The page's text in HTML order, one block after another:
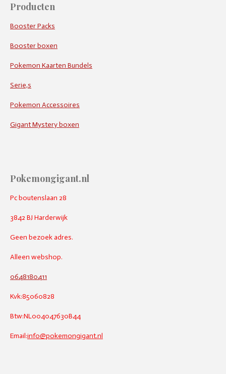
Producten
Booster Packs
Booster boxen
Pokemon Kaarten Bundels
Serie,s
Pokemon Accessoires
Gigant Mystery boxen
Pokemongigant.nl
Pc boutenslaan 28
3842 BJ Harderwijk
Geen bezoek adres.
Alleen webshop.
0648180411
Kvk:85060828
Btw:NL004047630B44
Email:info@pokemongigant.nl